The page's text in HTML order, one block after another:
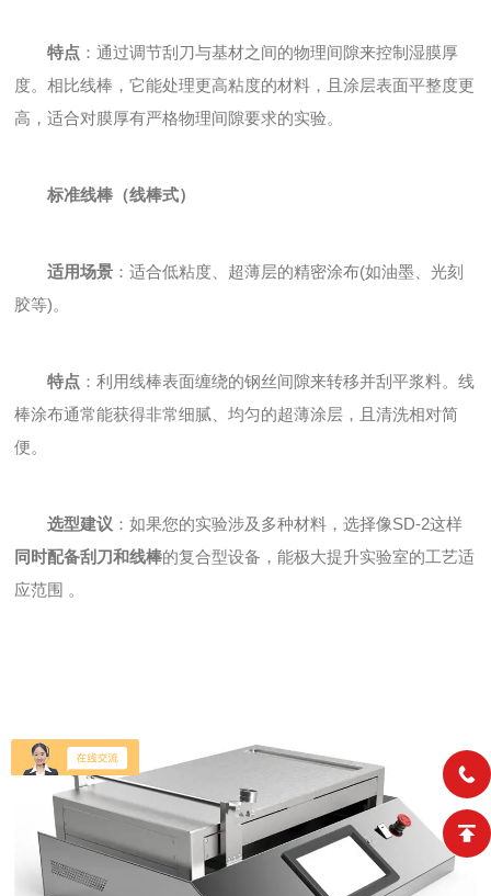
特点 ：通过调节刮刀与基材之间的物理间隙来控制湿膜厚
度。相比线棒，它能处理更高粘度的材料，且涂层表面平整度更
高，适合对膜厚有严格物理间隙要求的实验。
标准线棒（线棒式）
适用场景 ：适合低粘度、超薄层的精密涂布(如油墨、光刻
胶等)。
特点 ：利用线棒表面缠绕的钢丝间隙来转移并刮平浆料。线
棒涂布通常能获得非常细腻、均匀的超薄涂层，且清洗相对简
便。
选型建议 ：如果您的实验涉及多种材料，选择像SD-2这样
同时配备刮刀和线棒的复合型设备，能极大提升实验室的工艺适
应范围 。